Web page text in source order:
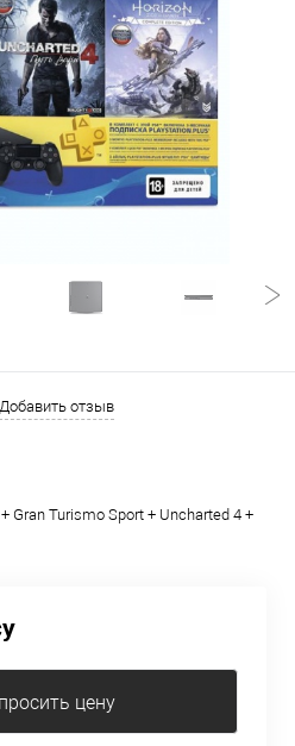
Добавить отзыв
Gran Turismo Sport + Uncharted 4 +
цену